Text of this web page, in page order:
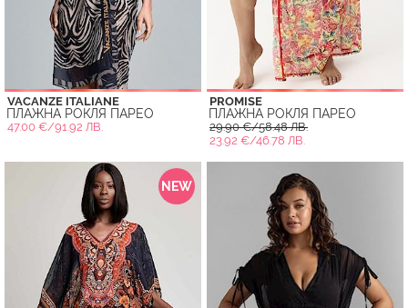
VACANZE ITALIANE
ПЛАЖНА РОКЛЯ ПАРЕО
47.00 €/91.92 ЛВ.
PROMISE
ПЛАЖНА РОКЛЯ ПАРЕО
29.90 €/58.48 ЛВ.
23.92 €/46.78 ЛВ.
NEW